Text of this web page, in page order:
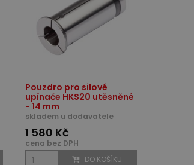
Pouzdro pro silové
upínače HKS20 utěsněné
- 14 mm
skladem u dodavatele
1 580 Kč
cena bez DPH
DO KOŠÍKU